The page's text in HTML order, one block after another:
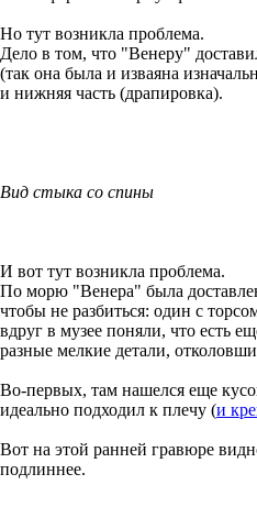
Но тут возникла проблема.
Дело в том, что "Венеру"
(так она была и изваяна
и нижняя часть (драпировка).
Вид стыка со спины
И вот тут возникла проблема.
По морю "Венера" была
чтобы не разбиться: один с
вдруг в музее поняли, что есть
разные мелкие детали,
Во-первых, там нашелся еще
идеально подходил к плечу (и
Вот на этой ранней гравюре
подлиннее.